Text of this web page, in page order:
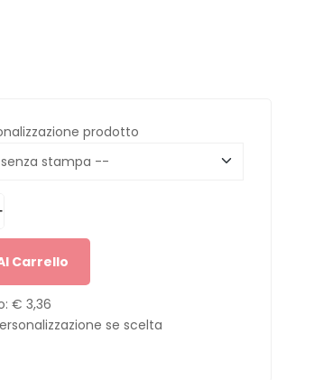
prodotto
Carrello
€ 3,36
se scelta